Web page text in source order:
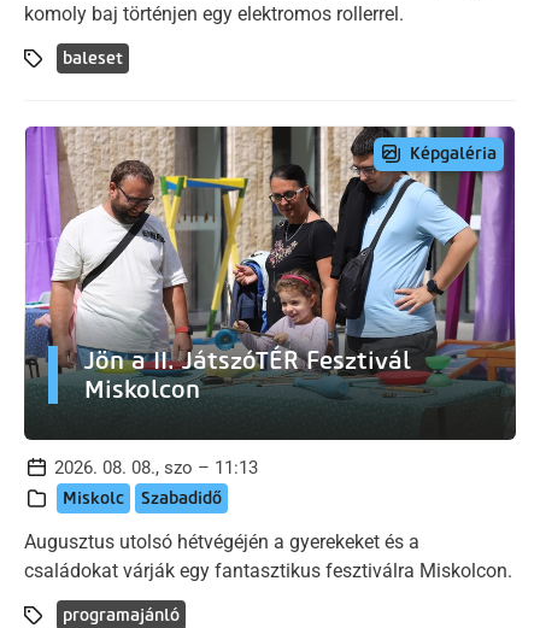
komoly baj történjen egy elektromos rollerrel.
baleset
Képgaléria
Jön a II. JátszóTÉR Fesztivál
Miskolcon
2026. 08. 08., szo – 11:13
Miskolc Szabadidő
Augusztus utolsó hétvégéjén a gyerekeket és a
családokat várják egy fantasztikus fesztiválra Miskolcon.
programajánló